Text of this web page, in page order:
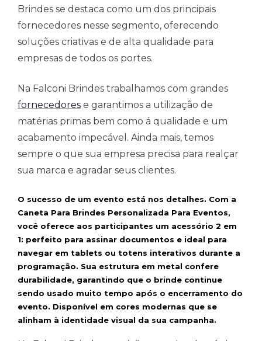
Brindes se destaca como um dos principais
fornecedores nesse segmento, oferecendo
soluções criativas e de alta qualidade para
empresas de todos os portes.
Na Falconi Brindes trabalhamos com grandes
fornecedores e garantimos a utilização de
matérias primas bem como á qualidade e um
acabamento impecável. Ainda mais, temos
sempre o que sua empresa precisa para realçar
sua marca e agradar seus clientes.
O sucesso de um evento está nos detalhes. Com a
Caneta Para Brindes Personalizada Para Eventos,
você oferece aos participantes um acessório 2 em
1: perfeito para assinar documentos e ideal para
navegar em tablets ou totens interativos durante a
programação. Sua estrutura em metal confere
durabilidade, garantindo que o brinde continue
sendo usado muito tempo após o encerramento do
evento. Disponível em cores modernas que se
alinham à identidade visual da sua campanha.